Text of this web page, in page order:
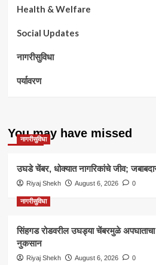
Health & Welfare
Social Updates
नागरीसुविधा
पर्यावरण
You may have missed
नागरीसुविधा
उघडे चेंबर, धोक्यात नागरिकांचे जीव;
Riyaj Shekh August 6, 2026 0
नागरीसुविधा
सिंहगड रोडवरील उघड्या चेंबरमुळे अपघाताचा
नुकसान
Riyaj Shekh August 6, 2026 0